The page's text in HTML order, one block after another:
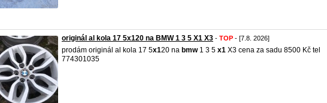
originál al kola 17 5x120 na BMW 1 3 5 X1 X3 - TOP - [7.8. 2026]
prodám originál al kola 17 5x120 na bmw1 3 5 x1 X3 cena za sadu 8500 Kč tel
774301035